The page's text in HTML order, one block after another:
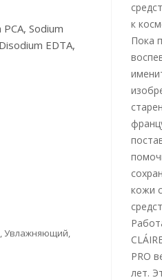
Sodium
EDTA,
Увлажняющий,
к
Пока
кожи
PRO
лет.